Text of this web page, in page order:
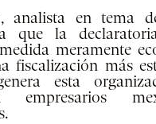
analista en tema
que la
meramente
fiscalización más
esta
empresarios